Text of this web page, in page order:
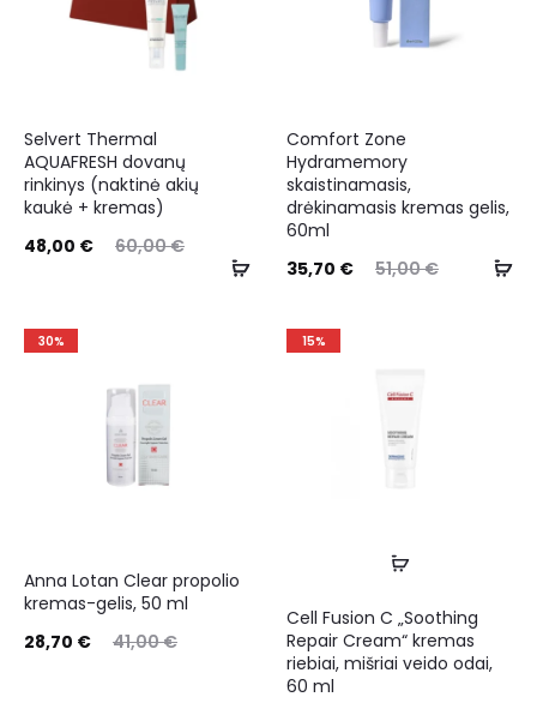
Selvert Thermal
AQUAFRESH dovanų
rinkinys (naktinė akių
kaukė + kremas)
60,00€
48,00 €
Comfort Zone
Hydramemory
skaistinamasis,
drėkinamasis kremas gelis,
60ml
51,00€
35,70 €
30%
Anna Lotan Clear propolio
kremas-gelis, 50 ml
41,00€
28,70 €
15%
Cell Fusion C „Soothing
Repair Cream“ kremas
riebiai, mišriai veido odai,
60 ml